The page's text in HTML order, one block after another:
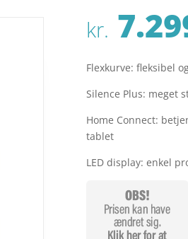
kr.
Flexkurve: fleksibel
Silence Plus: meget
Home Connect:
tablet
LED display: enkel